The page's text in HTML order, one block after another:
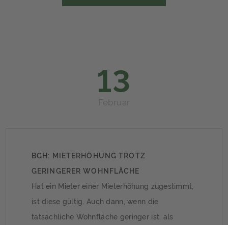
13
Februar
BGH: MIETERHÖHUNG TROTZ
GERINGERER WOHNFLÄCHE
Hat ein Mieter einer Mieterhöhung zugestimmt,
ist diese gültig. Auch dann, wenn die
tatsächliche Wohnfläche geringer ist, als